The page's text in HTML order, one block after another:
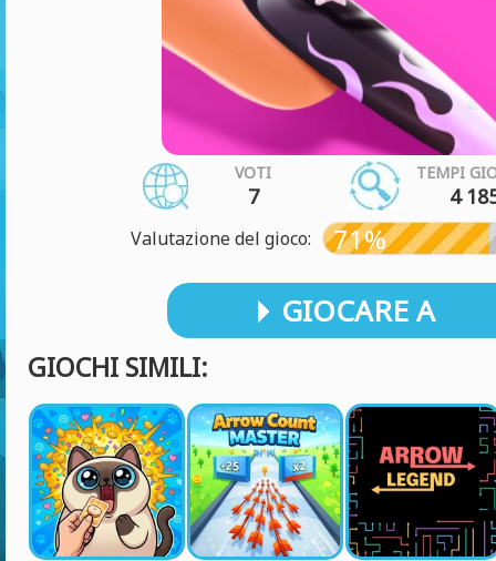
VOTI
7
TEMPI
4
Valutazione del gioco: 71%
GIOCARE A
GIOCHI SIMILI: